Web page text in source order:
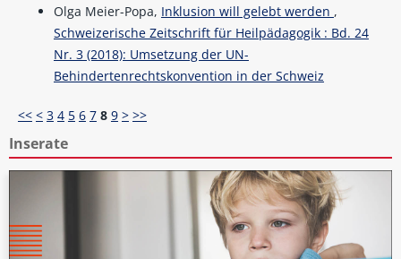
Olga Meier-Popa, Inklusion will gelebt werden ,
Schweizerische Zeitschrift für Heilpädagogik : Bd. 24
Nr. 3 (2018): Umsetzung der UN-
Behindertenrechtskonvention in der Schweiz
<< < 3 4 5 6 7 8 9 > >>
Inserate